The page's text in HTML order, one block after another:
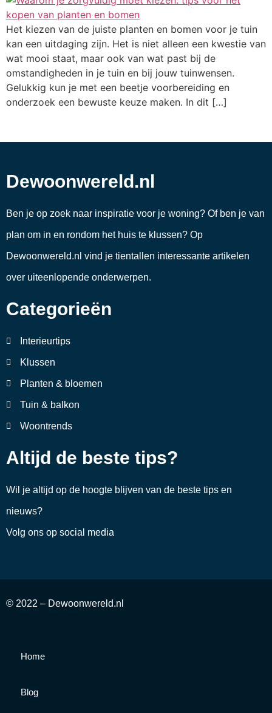
Het kiezen van de juiste planten en bomen voor je tuin
kan een uitdaging zijn. Het is niet alleen een kwestie van
wat mooi staat, maar ook van wat past bij de
omstandigheden in je tuin en bij jouw tuinwensen.
Gelukkig kun je met een beetje voorbereiding en
onderzoek een bewuste keuze maken. In dit […]
Dewoonwereld.nl
Ben je op zoek naar inspiratie voor je woning? Of ben je van
plan om in en rondom het huis te klussen? Op
Dewoonwereld.nl vind je tientallen interessante artikelen
over uiteenlopende onderwerpen.
Categorieën
Interieurtips
Klussen
Planten & bloemen
Tuin & balkon
Woontrends
Altijd de beste tips?
Wil je altijd op de hoogte blijven van de beste tips en
nieuws?
Volg ons op social media
© 2022 – Dewoonwereld.nl
Home
Blog